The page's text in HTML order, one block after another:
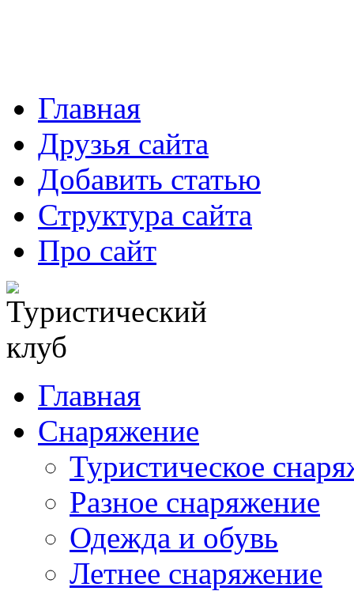
Главная
Друзья сайта
Добавить статью
Структура сайта
Про сайт
Главная
Снаряжение
Туристическое
Разное снаряжение
Одежда и обувь
Летнее снаряжение